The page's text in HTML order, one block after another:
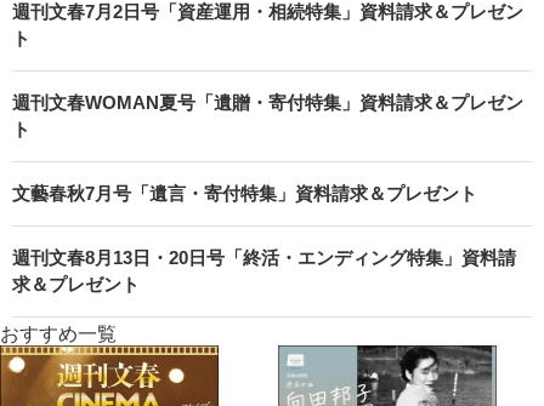
週刊文春7月2日号「資産運用・相続特集」資料請求＆プレゼン
ト
週刊文春WOMAN夏号「遺贈・寄付特集」資料請求＆プレゼン
ト
文藝春秋7月号「遺言・寄付特集」資料請求＆プレゼント
週刊文春8月13日・20日号「終活・エンディング特集」資料請
求＆プレゼント
おすすめ一覧